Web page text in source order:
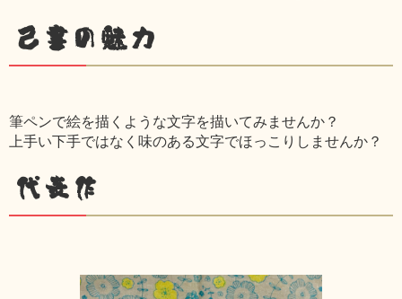
己書の魅力
筆ペンで絵を描くような文字を描いてみませんか？
上手い下手ではなく味のある文字でほっこりしませんか？
代表作